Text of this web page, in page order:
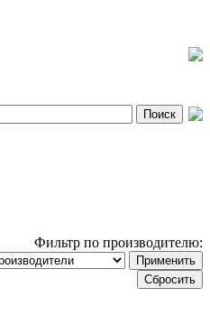
Фильтр по производителю: